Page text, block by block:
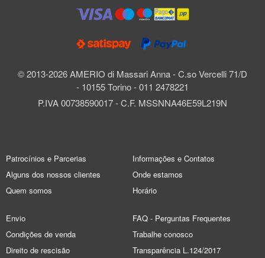
© 2013-2026 AMERIO di Massari Anna - C.so Vercelli 71/D
- 10155 Torino - 011 2478221
P.IVA 00738590017 - C.F. MSSNNA46E59L219N
Patrocínios e Parcerias
Alguns dos nossos clientes
Quem somos
Informações e Contatos
Onde estamos
Horário
Envio
Condições de venda
Direito de rescisão
FAQ - Perguntas Frequentes
Trabalhe conosco
Transparência L.124/2017